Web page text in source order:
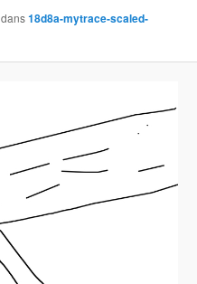
dans18d8a-mytrace-scaled-